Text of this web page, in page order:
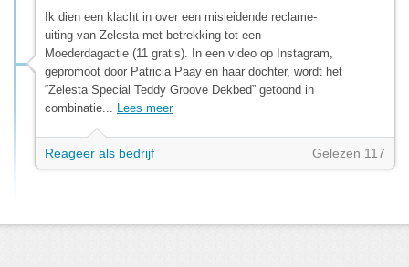
Ik dien een klacht in over een misleidende reclame-
uiting van Zelesta met betrekking tot een
Moederdagactie (11 gratis). In een video op Instagram,
gepromoot door Patricia Paay en haar dochter, wordt het
“Zelesta Special Teddy Groove Dekbed” getoond in
combinatie... Lees meer
Reageer als bedrijf Gelezen 117